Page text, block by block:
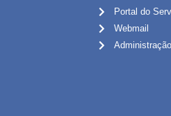
Portal do
Webmail
Administração